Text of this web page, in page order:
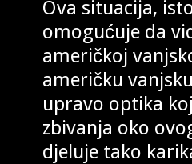
Ova situacija,
omogućuje da
američkoj
američku
upravo optika
zbivanja oko
djeluje tako